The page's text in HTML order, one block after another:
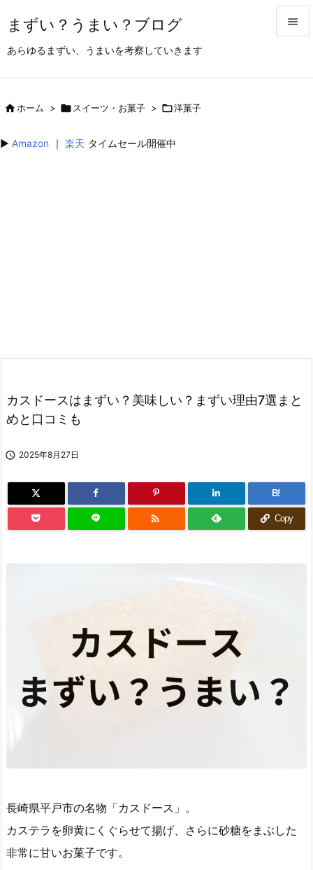
まずい？うまい？ブログ
あらゆるまずい、うまいを考察していきます

ホーム >  スイーツ・お菓子 > 洋菓子
▶︎ Amazon ｜ 楽天 タイムセール開催中
カスドースはまずい？美味しい？まずい理由7選まと
めと口コミも
 2025年8月27日
B!
 Copy
長崎県平戸市の名物「カスドース」。
カステラを卵黄にくぐらせて揚げ、さらに砂糖をまぶした
非常に甘いお菓子です。